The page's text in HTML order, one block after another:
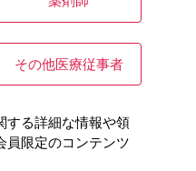
整してください
Time 8:14
その他医療従事者
する詳細な情報や領
員限定のコンテンツ